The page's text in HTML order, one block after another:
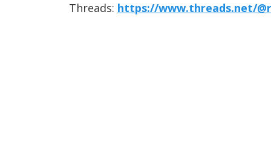
Threads: https://www.threads.net/